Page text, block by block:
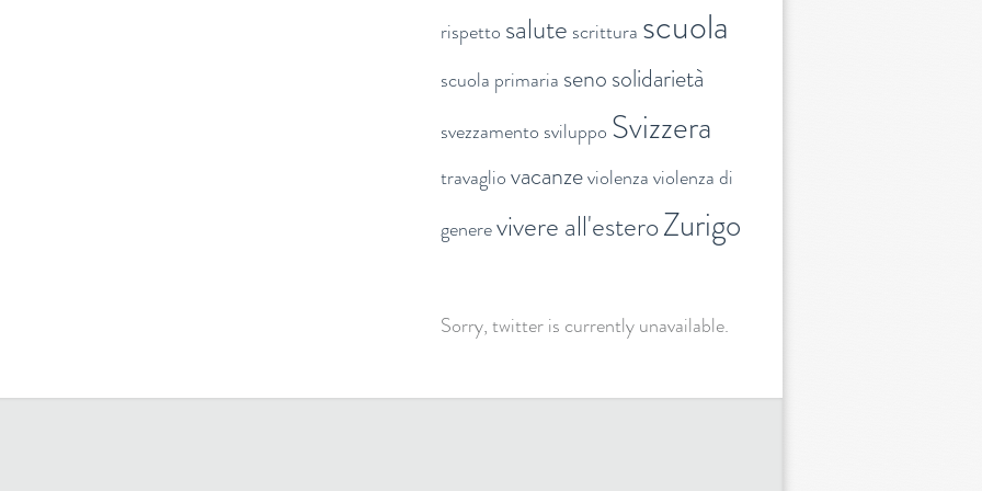
rispetto salute scrittura scuola
scuola primaria senosolidarietà
svezzamento sviluppo Svizzera
travaglio vacanzeviolenza violenza di
generevivere all'esteroZurigo
Sorry, twitter is currently unavailable.